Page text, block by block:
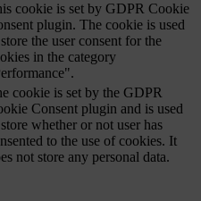
cookie is set by GDPR Cookie
plugin. The cookie is used
the user consent for the
in the category
cookie is set by the GDPR
Consent plugin and is used
whether or not user has
to the use of cookies. It
not store any personal data.